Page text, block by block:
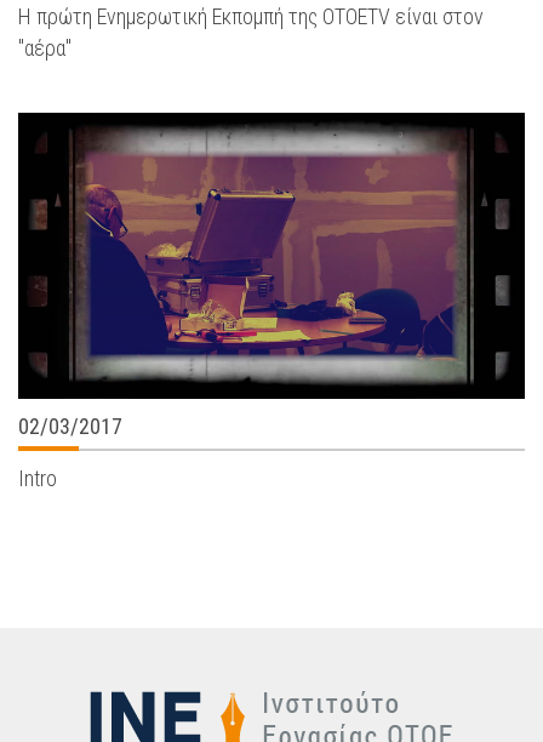
Η πρώτη Ενημερωτική Εκπομπή της ΟΤΟΕTV είναι στον
"αέρα"
02/03/2017
Intro